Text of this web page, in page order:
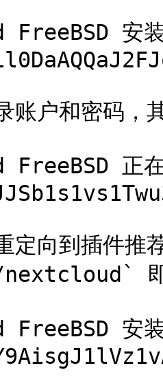
安
账户和密码，
正
定向到插件推
即
安